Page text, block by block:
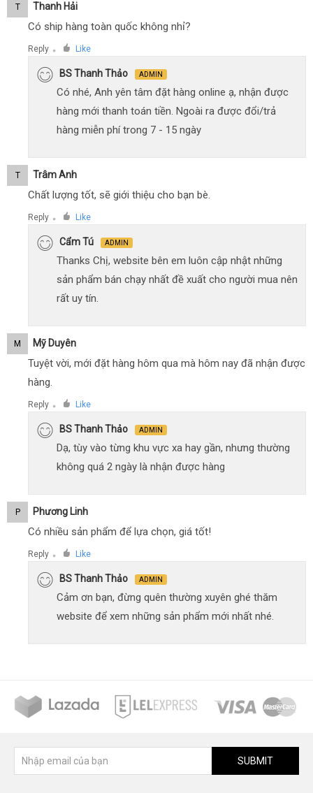
T Thanh Hải
Có ship hàng toàn quốc không nhỉ?
Reply ● Like
BS Thanh Thảo ADMIN
Có nhé, Anh yên tâm đặt hàng online ạ, nhận được
hàng mới thanh toán tiền. Ngoài ra được đổi/trả
hàng miễn phí trong 7 - 15 ngày
T Trâm Anh
Chất lượng tốt, sẽ giới thiệu cho bạn bè.
Reply ● Like
Cẩm Tú ADMIN
Thanks Chị, website bên em luôn cập nhật những
sản phẩm bán chạy nhất đề xuất cho người mua nên
rất uy tín.
M Mỹ Duyên
Tuyệt vời, mới đặt hàng hôm qua mà hôm nay đã nhận được
hàng.
Reply ● Like
BS Thanh Thảo ADMIN
Dạ, tùy vào từng khu vực xa hay gần, nhưng thường
không quá 2 ngày là nhận được hàng
P Phương Linh
Có nhiều sản phẩm để lựa chọn, giá tốt!
Reply ● Like
BS Thanh Thảo ADMIN
Cảm ơn bạn, đừng quên thường xuyên ghé thăm
website để xem những sản phẩm mới nhất nhé.
SUBMIT